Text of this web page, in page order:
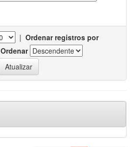
| Ordenar registros por
Ordenar